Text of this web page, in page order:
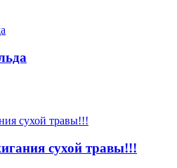
сухой травы!!!